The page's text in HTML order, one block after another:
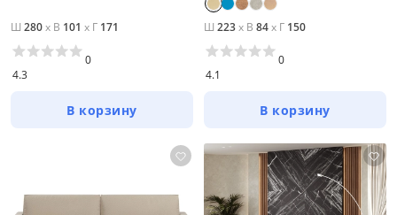
Ш 280x В 101 x Г 171
4.3
0
В корзину
Ш 223x В 84x Г 150
4.1
0
В корзину